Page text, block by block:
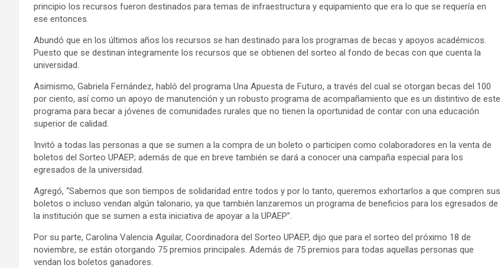
principio los recursos fueron destinados para temas de infraestructura y equipamiento que era lo que se requería en
ese entonces.
Abundó que en los últimos años los recursos se han destinado para los programas de becas y apoyos académicos.
Puesto que se destinan íntegramente los recursos que se obtienen del sorteo al fondo de becas con que cuenta la
universidad.
Asimismo, Gabriela Fernández, habló del programa Una Apuesta de Futuro, a través del cual se otorgan becas del 100
por ciento, así como un apoyo de manutención y un robusto programa de acompañamiento que es un distintivo de este
programa para becar a jóvenes de comunidades rurales que no tienen la oportunidad de contar con una educación
superior de calidad.
Invitó a todas las personas a que se sumen a la compra de un boleto o participen como colaboradores en la venta de
boletos del Sorteo UPAEP; además de que en breve también se dará a conocer una campaña especial para los
egresados de la universidad.
Agregó, “Sabemos que son tiempos de solidaridad entre todos y por lo tanto, queremos exhortarlos a que compren sus
boletos o incluso vendan algún talonario, ya que también lanzaremos un programa de beneficios para los egresados de
la institución que se sumen a esta iniciativa de apoyar a la UPAEP”.
Por su parte, Carolina Valencia Aguilar, Coordinadora del Sorteo UPAEP, dijo que para el sorteo del próximo 18 de
noviembre, se están otorgando 75 premios principales. Además de 75 premios para todas aquellas personas que
vendan los boletos ganadores.